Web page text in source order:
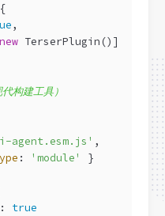
,
new TerserPlugin()]
建工具）
agent.esm.js' ,
: 'module'
}
true